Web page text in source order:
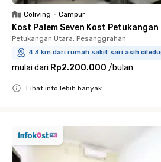
Coliving • Campur
Kost Palem Seven Kost Petukangan
Petukangan Utara, Pesanggrahan
4.3 km dari rumah sakit sari asih
mulai dari Rp2.200.000 /bulan
Lihat info lebih banyak